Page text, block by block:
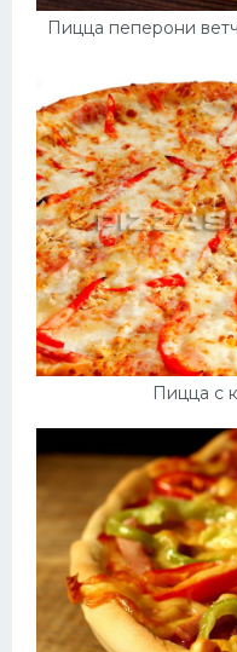
Пицца пеперони
Пицца с